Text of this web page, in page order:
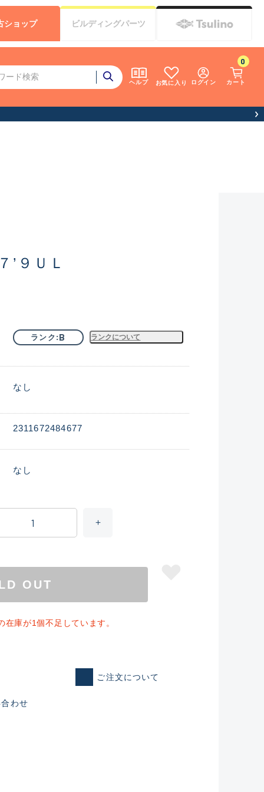
ヘルプ お気に入り ログイン カート
0
ショップ ビルディングパーツ
れた未使用
’９ＵＬ
ランク B ランクについて
なし
2311672484677
なし
OUT
在庫が1個不足しています。
ご注文について
わせ